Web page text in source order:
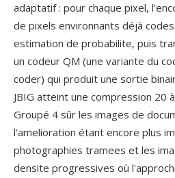
adaptatif : pour chaque pixel,
de pixels environnants déjà
estimation de probabilite, puis
un codeur QM (une variante du
coder) qui produit une sortie
JBIG atteint une compression 20
Groupé 4 sûr les images de
l'amelioration étant encore plus
photographies tramees et les
densite progressives où